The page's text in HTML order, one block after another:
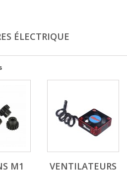
ÉLECTRIQUE
M1 VENTILATEURS